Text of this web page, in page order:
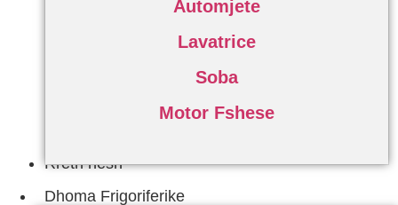
Automjete
Lavatrice
Soba
Motor Fshese
Rreth nesh
Dhoma Frigoriferike